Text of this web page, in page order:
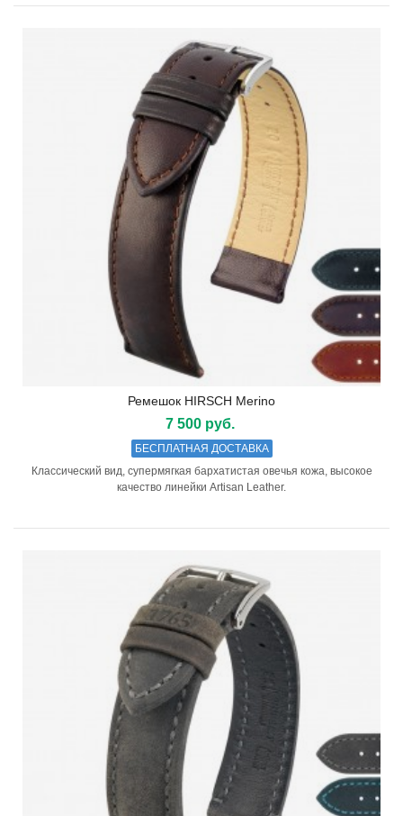
Ремешок HIRSCH Merino
7 500 руб.
БЕСПЛАТНАЯ ДОСТАВКА
Классический вид, супермягкая бархатистая овечья кожа, высокое
качество линейки Artisan Leather.